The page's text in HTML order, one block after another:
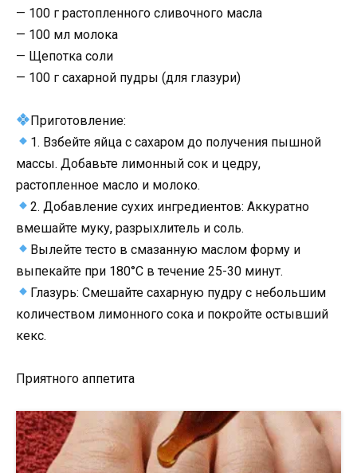
— 100 г растопленного сливочного масла
— 100 мл молока
— Щепотка соли
— 100 г сахарной пудры (для глазури)
Приготовление:
1. Взбейте яйца с сахаром до получения пышной
массы. Добавьте лимонный сок и цедру,
растопленное масло и молоко.
2. Добавление сухих ингредиентов: Аккуратно
вмешайте муку, разрыхлитель и соль.
Вылейте тесто в смазанную маслом форму и
выпекайте при 180°C в течение 25-30 минут.
Глазурь: Смешайте сахарную пудру с небольшим
количеством лимонного сока и покройте остывший
кекс.
Приятного аппетита